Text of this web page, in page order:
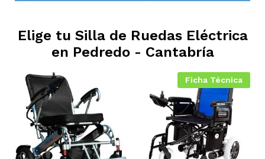
Elige tu Silla de Ruedas Eléctrica
en Pedredo - Cantabría
Ficha Técnica